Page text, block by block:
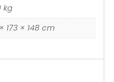
kg
173 × 148 cm